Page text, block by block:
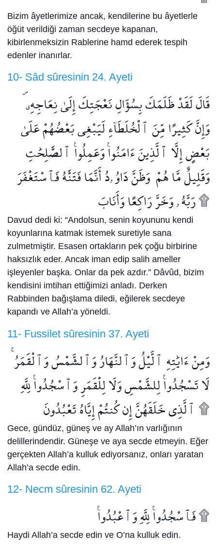
Bizim âyetlerimize ancak, kendilerine bu âyetlerle
öğüt verildiği zaman secdeye kapanan,
kibirlenmeksizin Rablerine hamd ederek tespih
edenler inanırlar.
10- Sâd sûresinin 24. Ayeti
قَالَ لَقَدْ ظَلَمَكَ بِسُؤَالِ نَعْجَتِكَ إِلَىٰ نِعَاجِهِۦ ۖ
وَإِنَّ كَثِيرًا مِّنَ ٱلْخُلَطَآءِ لَيَبْغِى بَعْضُهُمْ عَلَىٰ
بَعْضٍ إِلَّا ٱلَّذِينَ ءَامَنُوا۟ وَعَمِلُوا۟ ٱلصَّٰلِحَٰتِ
وَقَلِيلٌ مَّا هُمْ ۗ وَظَنَّ دَاوُۥدُ أَنَّمَا فَتَنَّٰهُ فَٱسْتَغْفَرَ
رَبَّهُۥ وَخَرَّ رَاكِعًا وَأَنَابَ ۩
Davud dedi ki: “Andolsun, senin koyununu kendi
koyunlarına katmak istemek suretiyle sana
zulmetmiştir. Esasen ortakların pek çoğu birbirine
haksızlık eder. Ancak iman edip salih ameller
işleyenler başka. Onlar da pek azdır.” Dâvûd, bizim
kendisini imtihan ettiğimizi anladı. Derken
Rabbinden bağışlama diledi, eğilerek secdeye
kapandı ve Allah’a yöneldi.
11- Fussilet sûresinin 37. Ayeti
وَمِنْ ءَايَٰتِهِ ٱلَّيْلُ وَٱلنَّهَارُ وَٱلشَّمْسُ وَٱلْقَمَرُ ۚ
لَا تَسْجُدُوا۟ لِلشَّمْسِ وَلَا لِلْقَمَرِ وَٱسْجُدُوا۟ لِلَّهِ
ٱلَّذِى خَلَقَهُنَّ إِن كُنتُمْ إِيَّاهُ تَعْبُدُونَ ۩
Gece, gündüz, güneş ve ay Allah’ın varlığının
delillerindendir. Güneşe ve aya secde etmeyin. Eğer
gerçekten Allah’a kulluk ediyorsanız, onları yaratan
Allah’a secde edin.
12- Necm sûresinin 62. Ayeti
فَٱسْجُدُوا۟ لِلَّهِ وَٱعْبُدُوا۟ ۩
Haydi Allah’a secde edin ve O’na kulluk edin.